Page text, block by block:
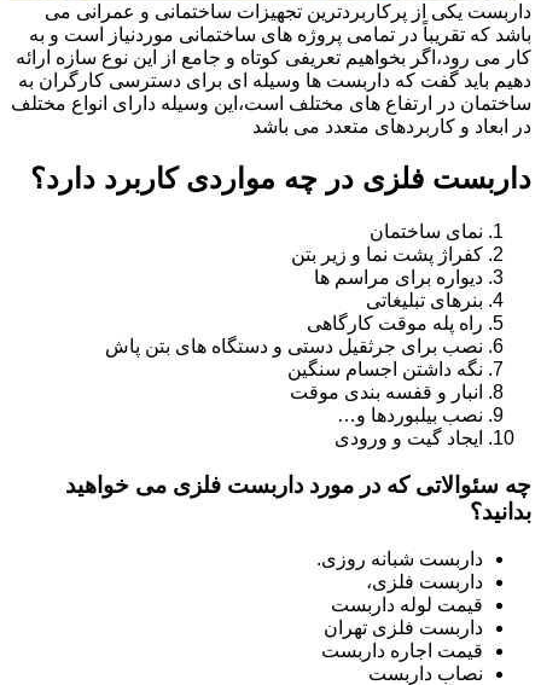
داربست یکی از پرکاربردترین تجهیزات ساختمانی و عمرانی می
باشد که تقریباً در تمامی پروژه های ساختمانی موردنیاز است و به
کار می رود،اگر بخواهیم تعریفی کوتاه و جامع از این نوع سازه ارائه
دهیم باید گفت که داربست ها وسیله ای برای دسترسی کارگران به
ساختمان در ارتفاع های مختلف است،این وسیله دارای انواع مختلف
در ابعاد و کاربردهای متعدد می باشد
داربست فلزی در چه مواردی کاربرد دارد؟
نمای ساختمان
کفراژ پشت نما و زیر بتن
دیواره برای مراسم ها
بنرهای تبلیغاتی
راه پله موقت کارگاهی
نصب برای جرثقیل دستی و دستگاه های بتن پاش
نگه داشتن اجسام سنگین
انبار و قفسه بندی موقت
نصب بیلبوردها و…
ایجاد گیت و ورودی
چه سئوالاتی که در مورد داربست فلزی می خواهید
بدانید؟
داربست شبانه روزی.
داربست فلزی،
قیمت لوله داربست
داربست فلزی تهران
قیمت اجاره داربست
نصاب داربست